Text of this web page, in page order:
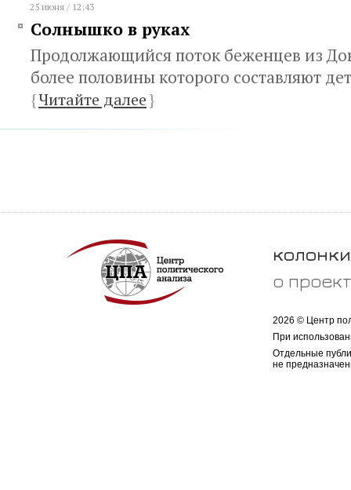
25 июня / 12:43
Солнышко в руках
Продолжающийся поток беженцев из
более половины которого составляют
{Читайте далее}
колонки
о
2026 © Центр
При
Отдельные
не